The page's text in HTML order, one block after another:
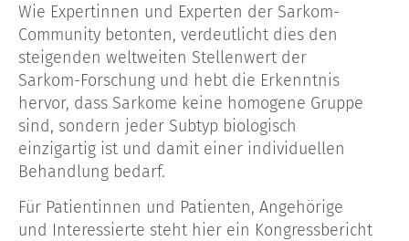
Wie Expertinnen und Experten der Sarkom-
Community betonten, verdeutlicht dies den
steigenden weltweiten Stellenwert der
Sarkom-Forschung und hebt die Erkenntnis
hervor, dass Sarkome keine homogene Gruppe
sind, sondern jeder Subtyp biologisch
einzigartig ist und damit einer individuellen
Behandlung bedarf.
Für Patientinnen und Patienten, Angehörige
und Interessierte steht hier ein Kongressbericht